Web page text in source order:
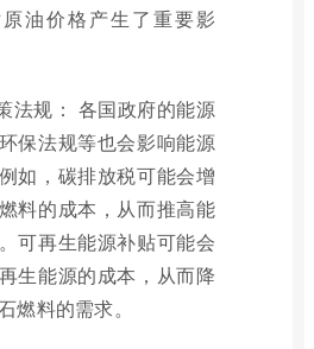
油价格产生了重要影
法规： 各国政府的能源
保法规等也会影响能源
如，碳排放税可能会增
料的成本，从而推高能
可再生能源补贴可能会
生能源的成本，从而降
燃料的需求。